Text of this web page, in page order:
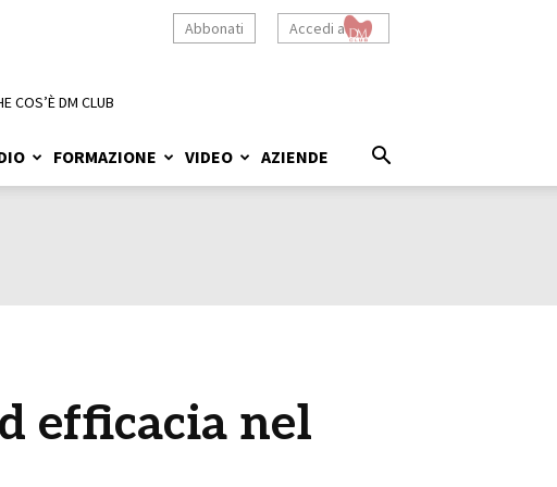
Accedi a
Abbonati
FORMAZIONE VIDEO AZIENDE
COS’È DM CLUB
efficacia nel